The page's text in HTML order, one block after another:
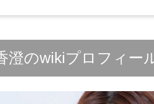
澄のwikiプロフィー